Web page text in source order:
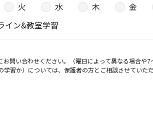
火 水 木 金
イン&教室学習
問い合わせください。（曜日によって異なる場合や7
習か）については、保護者の方とご相談させていただ